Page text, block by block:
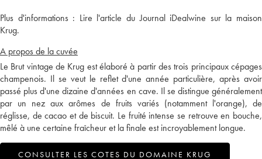
Plus d'informations : Lire l'article du Journal iDealwine sur la maison
Krug.
A propos de la cuvée
Le Brut vintage de Krug est élaboré à partir des trois principaux cépages
champenois. Il se veut le reflet d'une année particulière, après avoir
passé plus d'une dizaine d'années en cave. Il se distingue généralement
par un nez aux arômes de fruits variés (notamment l'orange), de
réglisse, de cacao et de biscuit. Le fruité intense se retrouve en bouche,
mêlé à une certaine fraîcheur et la finale est incroyablement longue.
CONSULTER LES COTES DU DOMAINE KRUG